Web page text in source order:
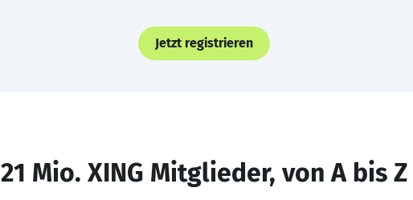
Jetzt registrieren
21 Mio. XING Mitglieder, von A bis Z